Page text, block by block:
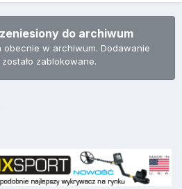
do archiwum
obecnie w archiwum. Dodawanie
zablokowane.